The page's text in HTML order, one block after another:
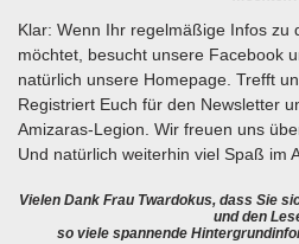
Klar: Wenn Ihr regelmäßige Infos zu
möchtet, besucht unsere Facebook
natürlich unsere Homepage. Trefft
Registriert Euch für den Newsletter
Amizaras-Legion. Wir freuen uns
Und natürlich weiterhin viel Spaß im
Vielen Dank Frau Twardokus, dass Sie
und den
so viele spannende